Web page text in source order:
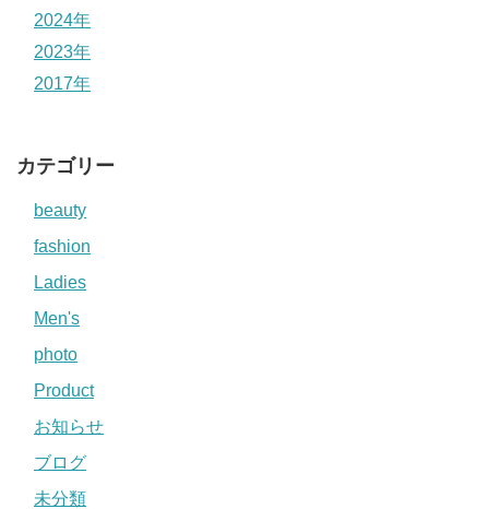
2024年
2023年
2017年
カテゴリー
beauty
fashion
Ladies
Men's
photo
Product
お知らせ
ブログ
未分類